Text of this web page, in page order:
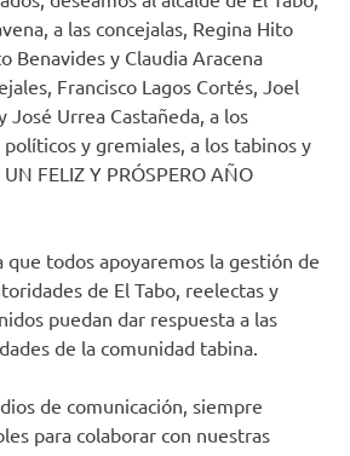
a las concejalas, Regina Hito
Benavides y Claudia Aracena
Francisco Lagos Cortés, Joel
José Urrea Castañeda, a los
y gremiales, a los tabinos y
FELIZ Y PRÓSPERO AÑO
que todos apoyaremos la gestión de
de El Tabo, reelectas y
puedan dar respuesta a las
de la comunidad tabina.
de comunicación, siempre
para colaborar con nuestras